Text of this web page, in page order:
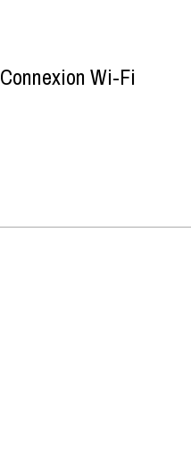
Connexion Wi-Fi